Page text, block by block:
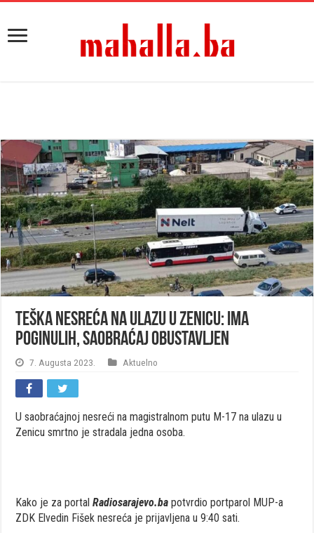
Teška nesreća na ulazu u Zenicu: Ima
poginulih, saobraćaj obustavljen
7. Augusta 2023. Aktuelno
U saobraćajnoj nesreći na magistralnom putu M-17 na ulazu u
Zenicu smrtno je stradala jedna osoba.
Kako je za portalRadiosarajevo.ba potvrdio portparol MUP-a
ZDK Elvedin Fišek nesreća je prijavljena u 9:40 sati.